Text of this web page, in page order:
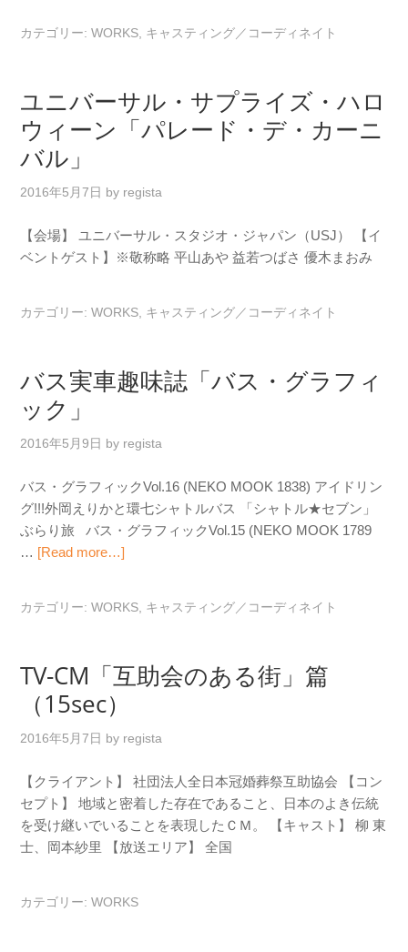
カテゴリー:WORKS キャスティング／コーディネイト
ユニバーサル・サプライズ・ハロ
ウィーン「パレード・デ・カーニ
バル」
2016年5月7日 by regista
【会場】 ユニバーサル・スタジオ・ジャパン（USJ） 【イ
ベントゲスト】※敬称略 平山あや 益若つばさ 優木まおみ
カテゴリー:WORKS キャスティング／コーディネイト
バス実車趣味誌「バス・グラフィ
ック」
2016年5月9日 by regista
バス・グラフィックVol.16 (NEKO MOOK 1838) アイドリン
グ!!!外岡えりかと環七シャトルバス 「シャトル★セブン」
ぶらり旅 バス・グラフィックVol.15 (NEKO MOOK 1789
… [Read more…]
カテゴリー:WORKS キャスティング／コーディネイト
TV-CM「互助会のある街」篇
（15sec）
2016年5月7日 by regista
【クライアント】 社団法人全日本冠婚葬祭互助協会 【コン
セプト】 地域と密着した存在であること、日本のよき伝統
を受け継いでいることを表現したＣＭ。 【キャスト】 柳 東
士、岡本紗里 【放送エリア】 全国
カテゴリー:WORKS